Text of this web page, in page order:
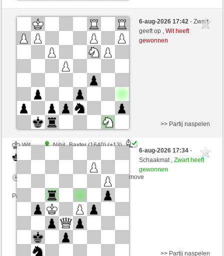
Wit
gDSDiez (1722) (+9)
Zwart
Lakaz (1571) (-9)
Speelduur: 2 minutes/side + 0 seconds/move
Partij telt mee voor de ranglijst
6-aug-2026 17:42- Zwart
geeft op ,Wit heeft
gewonnen
Wit
Nihil_Baxter (1640) (+13)
Speelduur: 2 minutes/side + 0 seconds/move
Partij telt mee voor de ranglijst
>> Partij naspelen
6-aug-2026 17:34-
Schaakmat ,Zwart heeft
gewonnen
>> Partij naspelen